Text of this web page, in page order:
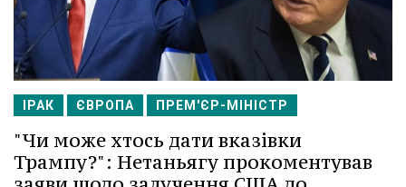
ІРАК ЄВРОПА ПРЕМ'ЄР-МІНІСТР
"Чи може хтось дати вказівки
Трампу?": Нетаньягу прокоментував